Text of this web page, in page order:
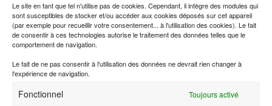
Le site en tant que tel n'utilise pas de cookies. Cependant, il intègre des modules qui
sont susceptibles de stocker et/ou accéder aux cookies déposés sur cet appareil
(par exemple pour recueillir votre consentement... à l'utilisation des cookies). Le fait
de consentir à ces technologies autorise le traitement des données telles que le
comportement de navigation.
Le fait de ne pas consentir à l'utilisation des données ne devrait rien changer à
l'expérience de navigation.
Fonctionnel Toujours activé
Le 6 juillet 1828, le Traité de Piquisa est signé, par
lequel le maréchal Antonio José de Sucre renonce au
pouvoir qu’il exerce en Bolivie et accepte de retirer les
considère que Bolívar a commis une erreur en séparant
le Haut et le Bas Pérou, alors ils proposent de les
réunir à nouveau, bien que chacun ait un plan différent